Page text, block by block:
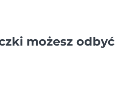
możesz odbyć